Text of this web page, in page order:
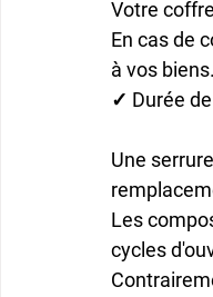
Votre
En cas de
à vos biens.
✓ Durée
Une
Les
cycles